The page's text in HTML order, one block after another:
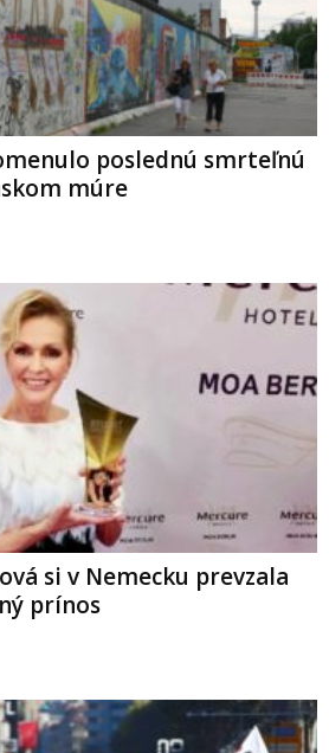
poslednú smrteľnú
múre
si v Nemecku prevzala
prínos